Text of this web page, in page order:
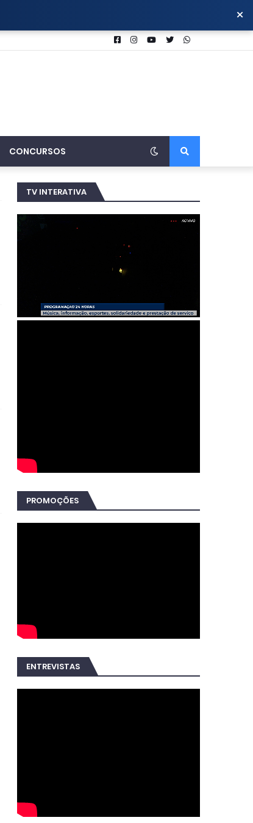
×
CONCURSOS
TV INTERATIVA
PROMOÇÕES
ENTREVISTAS